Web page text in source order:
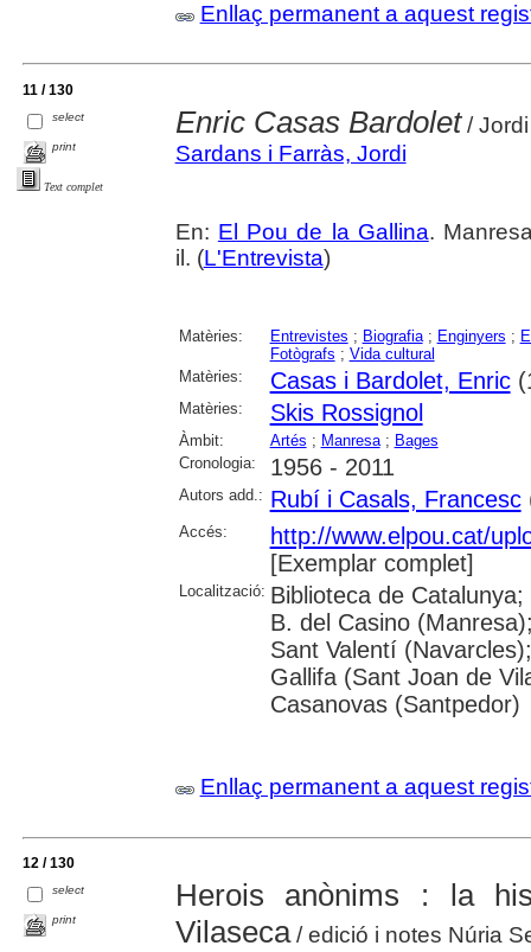
Enllaç permanent a aquest
11 / 130
select
print
Text complet
Enric Casas Bardolet/ Jordi
Sardans i Farràs, Jordi
En: El Pou de la Gallina.
il. (L'Entrevista)
Matèries: Entrevistes ; Biografia; Enginyers ;
Fotògrafs ; Vida cultural
Matèries:
Casas i Bardolet, Enric
Matèries: Skis Rossignol
Àmbit: Artés ; Manresa; Bages
Cronologia:
1956 - 2011
Autors add.: Rubí i Casals, Francesc
Accés:
http://www.elpou.cat/
[Exemplar complet]
Localització: Biblioteca de
B. del Casino
Sant Valentí
Gallifa (Sant Joan de
Casanovas (Santpedor)
Enllaç permanent a aquest
12 / 130
select
print
Herois anònims : la
Vilaseca/ edició i notes Núria